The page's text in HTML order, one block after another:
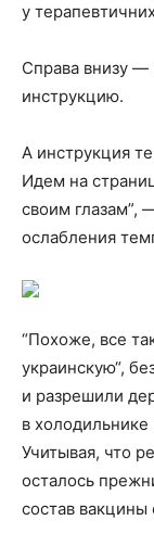
у
Справа внизу —
инструкцию.
А инструкция
Идем на
своим глазам”,
ослабления
“Похоже, все
украинскую“,
и разрешили
в
Учитывая, что
осталось
состав вакцины